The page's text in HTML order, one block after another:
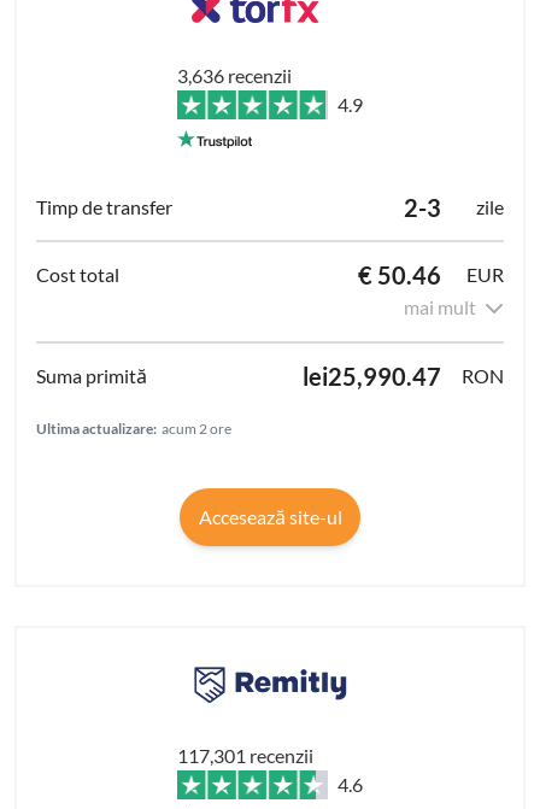
3,636 recenzii
4.9
2-3 zile
€ 50.46
EUR
mai mult
lei25,990.47 RON
Ultima actualizare: acum 2 ore
Accesează site-ul
117,301 recenzii
4.6